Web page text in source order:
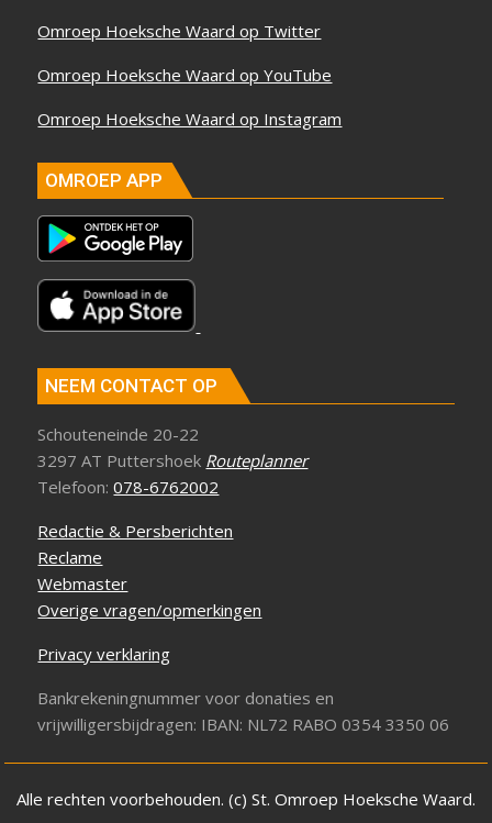
Omroep Hoeksche Waard op Twitter
Omroep Hoeksche Waard op YouTube
Omroep Hoeksche Waard op Instagram
OMROEP APP
NEEM CONTACT OP
Schouteneinde 20-22
3297 AT Puttershoek Routeplanner
Telefoon:078-6762002
Redactie & Persberichten
Reclame
Webmaster
Overige vragen/opmerkingen
Privacy verklaring
Bankrekeningnummer voor donaties en
vrijwilligersbijdragen: IBAN: NL72 RABO 0354 3350 06
Alle rechten voorbehouden. (c) St. Omroep Hoeksche Waard.